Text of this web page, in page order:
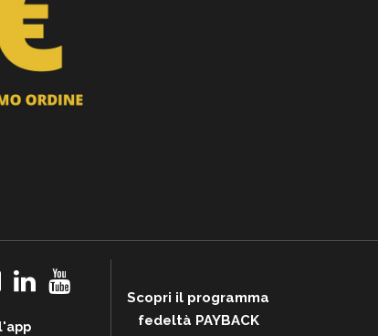
Scopri il programma
fedeltà PAYBACK